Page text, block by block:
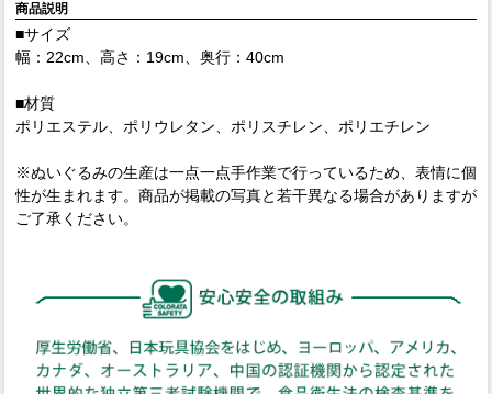
商品説明
■サイズ
幅：22cm、高さ：19cm、奥行：40cm
■材質
ポリエステル、ポリウレタン、ポリスチレン、ポリエチレン
※ぬいぐるみの生産は一点一点手作業で行っているため、表情に個
性が生まれます。商品が掲載の写真と若干異なる場合がありますが
ご了承ください。